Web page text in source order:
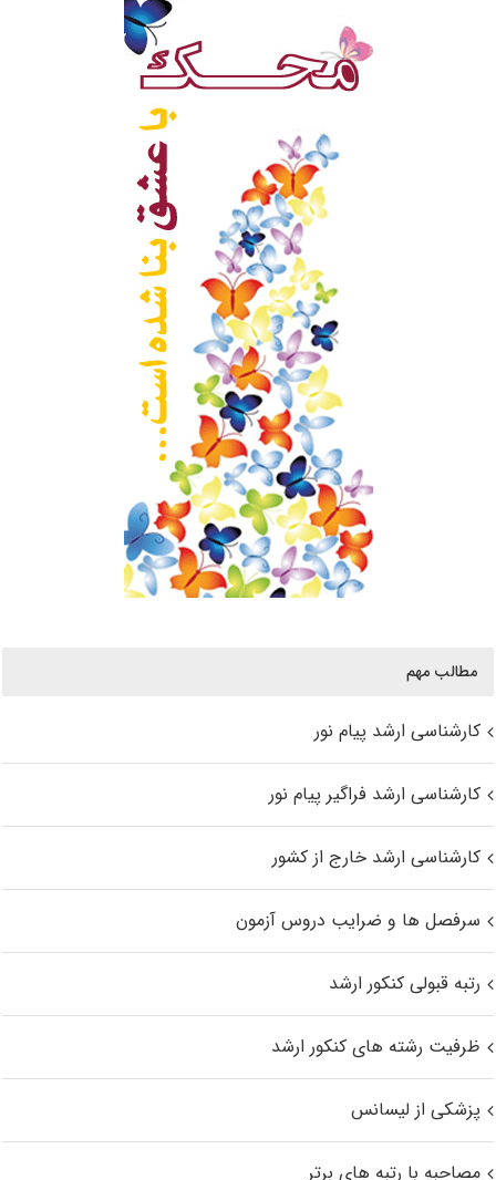
مطالب مهم
کارشناسی ارشد پیام نور
کارشناسی ارشد فراگیر پیام نور
کارشناسی ارشد خارج از کشور
سرفصل ها و ضرایب دروس آزمون
رتبه قبولی کنکور ارشد
ظرفیت رشته های کنکور ارشد
پزشکی از لیسانس
مصاحبه با رتبه های برتر